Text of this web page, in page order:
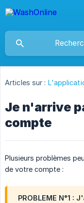
Articles sur :
Je n'arrive
compte
Plusieurs problèmes
de votre compte :
PROBLEME N°1 :